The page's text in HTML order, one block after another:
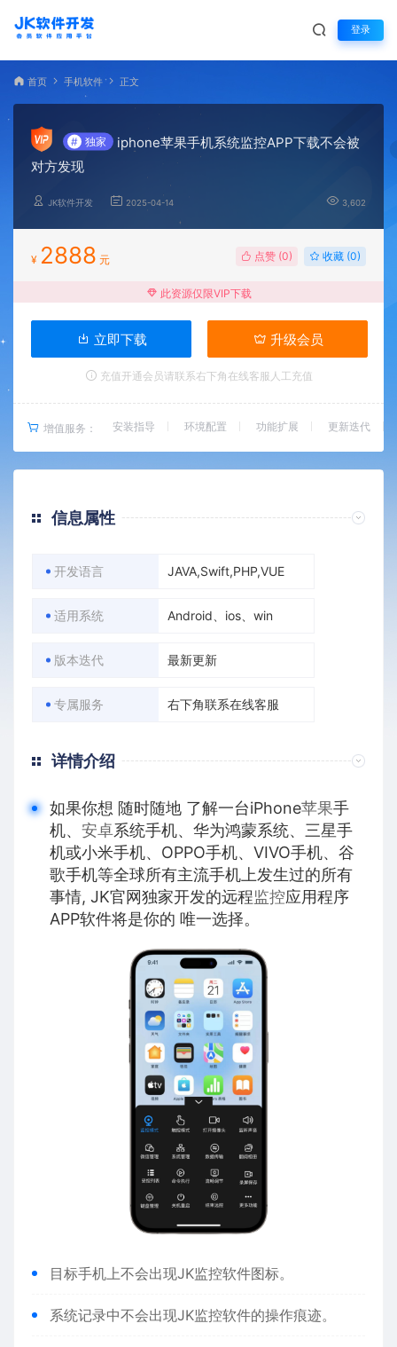
登录
首页 手机软件 正文
# 独家
iphone苹果手机系统监控APP下载不会被
对方发现
JK软件开发 2025-04-14 3,602
¥ 2888 元 点赞 (0) 收藏 (0)
此资源仅限VIP下载
立即下载 升级会员
充值开通会员请联系右下角在线客服人工充值
增值服务： 安装指导 环境配置 功能扩展 更新迭代
信息属性
开发语言 JAVA,Swift,PHP,VUE
适用系统 Android、ios、win
版本迭代 最新更新
专属服务 右下角联系在线客服
详情介绍
如果你想 随时随地 了解一台iPhone苹果手
机、 安卓系统手机、华为鸿蒙系统、三星手
机或小米手机、OPPO手机、VIVO手机、谷
歌手机等全球所有主流手机上发生过的所有
事情, JK官网独家开发的远程监控应用程序
APP软件将是你的 唯一选择。
目标手机上不会出现JK监控软件图标。
系统记录中不会出现JK监控软件的操作痕迹。